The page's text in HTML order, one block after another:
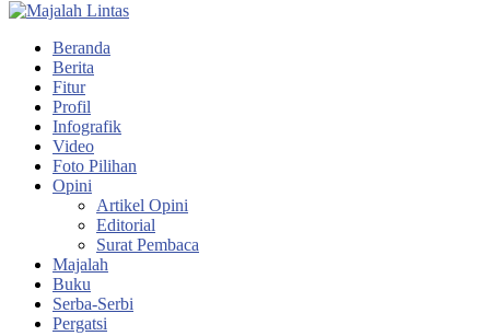
Beranda
Berita
Fitur
Profil
Infografik
Video
Foto Pilihan
Opini
Artikel Opini
Editorial
Surat Pembaca
Majalah
Buku
Serba-Serbi
Pergatsi